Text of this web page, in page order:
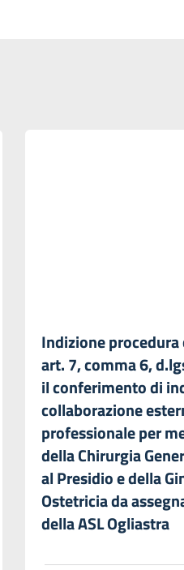
Indizione
art. 7, comma 6,
il conferimento di
collaborazione
professionale per
della Chirurgia
al Presidio e della
Ostetricia da
della ASL Ogliastra